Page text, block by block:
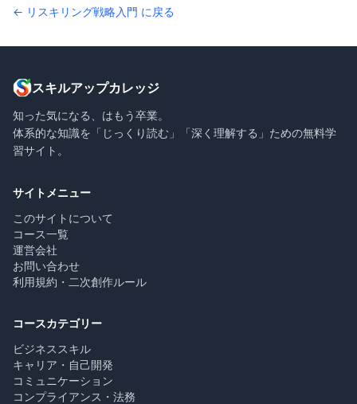
← リスキリング戦略入門 に戻る
スキルアップカレッジ
知った気になる、はもう卒業。
体系的な知識を「じっくり読む」「深く理解する」ための無料学
習サイト。
サイトメニュー
このサイトについて
コース一覧
運営会社
お問い合わせ
利用規約・二次創作ルール
コースカテゴリー
ビジネススキル
キャリア・自己開発
コミュニケーション
コンプライアンス・法務